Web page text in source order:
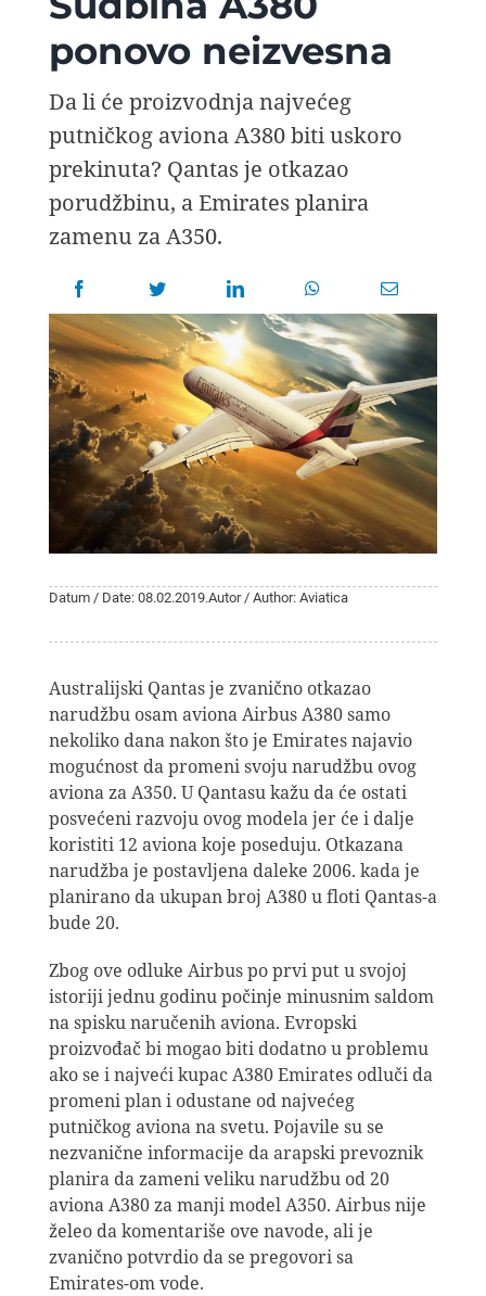
AVIOPEDIA
SPECIJAL
FOTO PRIČA
TEMA
AGENT
Search
for:
ponovo neizvesna
Da li će proizvodnja najvećeg
putničkog aviona A380 biti uskoro
prekinuta? Qantas je otkazao
porudžbinu, a Emirates planira
zamenu za A350.
Datum / Date: 08.02.2019.Autor / Author: Aviatica
Australijski Qantas je zvanično otkazao
narudžbu osam aviona Airbus A380 samo
nekoliko dana nakon što je Emirates najavio
mogućnost da promeni svoju narudžbu ovog
aviona za A350. U Qantasu kažu da će ostati
posvećeni razvoju ovog modela jer će i dalje
koristiti 12 aviona koje poseduju. Otkazana
narudžba je postavljena daleke 2006. kada je
planirano da ukupan broj A380 u floti Qantas-a
bude 20.
Zbog ove odluke Airbus po prvi put u svojoj
istoriji jednu godinu počinje minusnim saldom
na spisku naručenih aviona. Evropski
proizvođač bi mogao biti dodatno u problemu
ako se i najveći kupac A380 Emirates odluči da
promeni plan i odustane od najvećeg
putničkog aviona na svetu. Pojavile su se
nezvanične informacije da arapski prevoznik
planira da zameni veliku narudžbu od 20
aviona A380 za manji model A350. Airbus nije
želeo da komentariše ove navode, ali je
zvanično potvrdio da se pregovori sa
Emirates-om vode.